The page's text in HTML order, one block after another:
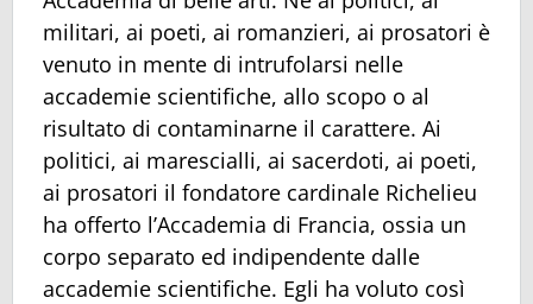
militari, ai poeti, ai romanzieri, ai prosatori è
venuto in mente di intrufolarsi nelle
accademie scientifiche, allo scopo o al
risultato di contaminarne il carattere. Ai
politici, ai marescialli, ai sacerdoti, ai poeti,
ai prosatori il fondatore cardinale Richelieu
ha offerto l’Accademia di Francia, ossia un
corpo separato ed indipendente dalle
accademie scientifiche. Egli ha voluto così